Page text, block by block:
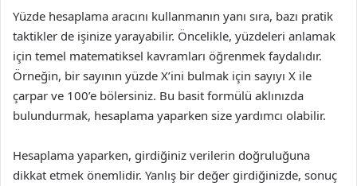
Yüzde hesaplama aracını kullanmanın yanı sıra, bazı pratik
taktikler de işinize yarayabilir. Öncelikle, yüzdeleri anlamak
için temel matematiksel kavramları öğrenmek faydalıdır.
Örneğin, bir sayının yüzde X’ini bulmak için sayıyı X ile
çarpar ve 100’e bölersiniz. Bu basit formülü aklınızda
bulundurmak, hesaplama yaparken size yardımcı olabilir.
Hesaplama yaparken, girdiğiniz verilerin doğruluğuna
dikkat etmek önemlidir. Yanlış bir değer girdiğinizde, sonuç